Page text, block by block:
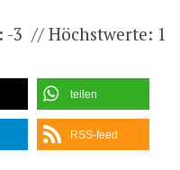
-3 // Höchstwerte: 1
teilen
RSS-feed